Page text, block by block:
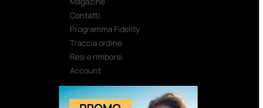
Contatti
Programma Fidelity
Traccia ordine
Resi e rimborsi
Account